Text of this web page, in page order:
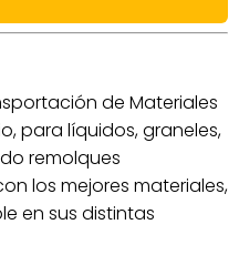
de Materiales
para líquidos, graneles,
remolques
los mejores materiales,
en sus distintas